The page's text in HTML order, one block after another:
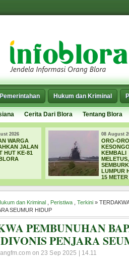
Pemerintahan Hukum dan Kriminal
Cerita Dari Blora Tentang Blora
08 August 2026
ORO-ORO
KESONGO BLORA
KEMBALI
MELETUS,
LUMPUR HINGGA
dan Kriminal Peristiwa Terkini »
SEUMUR HIDUP
PEMBUNUHAN
PENJARA
on 23 Sep 2025 | 14.11